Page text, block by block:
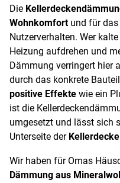
Die
Wohnkomfortund für das
Nutzerverhalten. Wer
Heizung aufdrehen und
Dämmung verringert hier
durch das konkrete
positive Effekte wie ein
ist die
umgesetzt und lässt sich
Unterseite der Kellerdecke
Wir haben für Omas
Dämmung aus